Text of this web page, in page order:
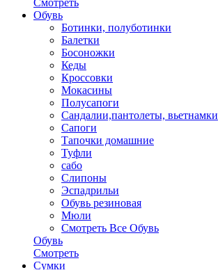
Обувь
Ботинки, полуботинки
Балетки
Босоножки
Кеды
Кроссовки
Мокасины
Полусапоги
Сандалии,пантолеты, вьетнамки
Сапоги
Тапочки домашние
Туфли
сабо
Слипоны
Эспадрильи
Обувь резиновая
Мюли
Смотреть Все Обувь
Обувь
Смотреть
Сумки